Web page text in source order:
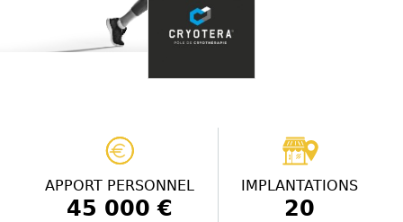
APPORT PERSONNEL
45 000 €
IMPLANTATIONS
20